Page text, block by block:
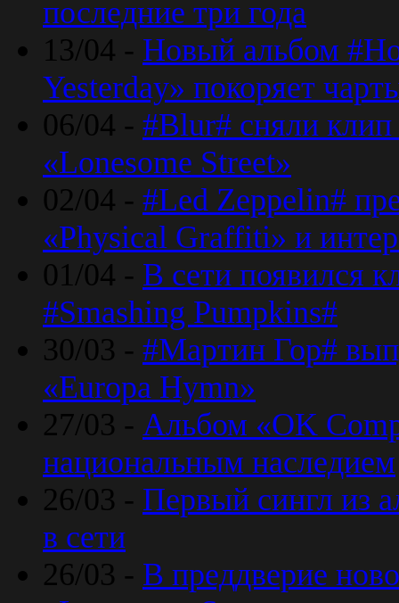
последние три года
13/04 - Новый альбом
Yesterday» покоряет
06/04 - #Blur# сняли клип
«Lonesome Street»
02/04 - #Led Zeppelin#
«Physical Graffiti» и
01/04 - В сети появился
#Smashing Pumpkins#
30/03 - #Мартин Гор#
«Europa Hymn»
27/03 - Альбом «OK
национальным наследием
26/03 - Первый сингл из
в сети
26/03 - В преддверие